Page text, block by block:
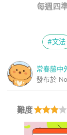
每週四
#文法
常春藤中
發布於
難度